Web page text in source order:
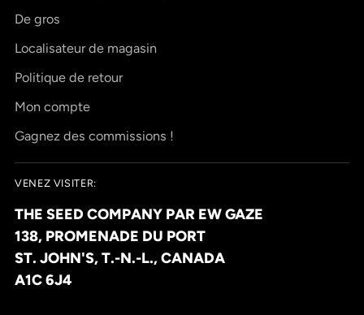
De gros
Localisateur de magasin
Politique de retour
Mon compte
Gagnez des commissions !
VENEZ VISITER:
THE SEED COMPANY PAR EW GAZE
138, PROMENADE DU PORT
ST. JOHN'S, T.-N.-L., CANADA
A1C 6J4